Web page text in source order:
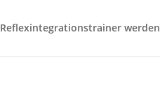
Reflexintegrationstrainer werden